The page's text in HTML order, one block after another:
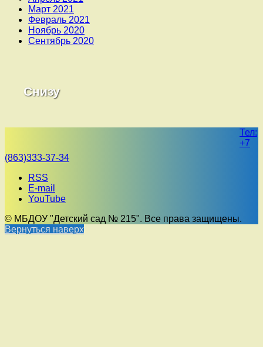
Март 2021
Февраль 2021
Ноябрь 2020
Сентябрь 2020
Снизу
Тел:
+7
(863)333-37-34
RSS
E-mail
YouTube
© МБДОУ "Детский сад № 215". Все права защищены.
Вернуться наверх